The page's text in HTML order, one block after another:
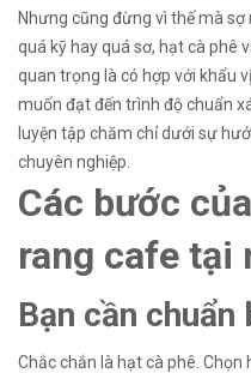
Nhưng cũng đừng vì thế mà
quá kỹ hay quá sơ, hạt cà phê
quan trọng là có hợp với khẩu
muốn đạt đến trình độ chuẩn
luyện tập chăm chỉ dưới sự
chuyên nghiệp.
Các bước
rang cafe tại
Bạn cần chuẩn
Chắc chắn là hạt cà phê.